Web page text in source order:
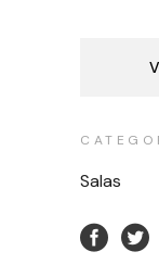
Salas